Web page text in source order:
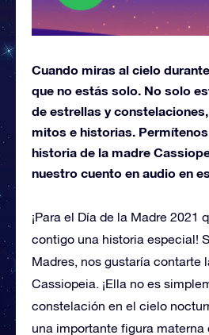
Cuando miras al cielo
que no estás solo. No solo
de estrellas y
mitos e historias.
historia de la madre
nuestro cuento en audio en
¡Para el Día de la Madre 2021
contigo una historia especial!
Madres, nos gustaría contarte
Cassiopeia. ¡Ella no es
constelación en el cielo
una importante figura materna